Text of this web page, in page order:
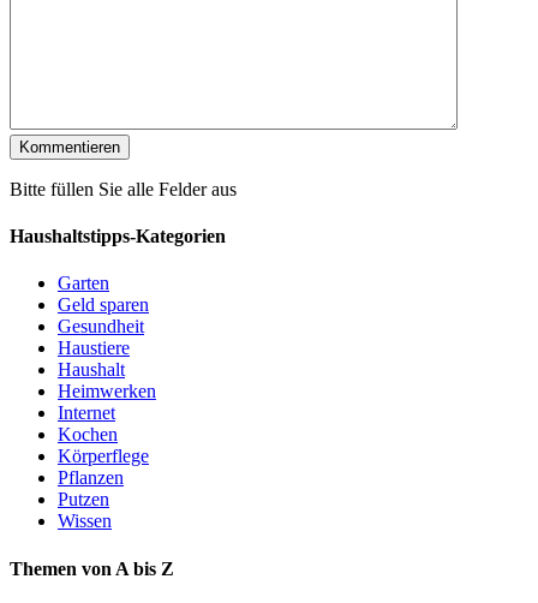
Bitte füllen Sie alle Felder aus
Haushaltstipps-Kategorien
Garten
Geld sparen
Gesundheit
Haustiere
Haushalt
Heimwerken
Internet
Kochen
Körperflege
Pflanzen
Putzen
Wissen
Themen von A bis Z